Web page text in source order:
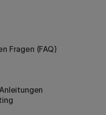
Fragen (FAQ)